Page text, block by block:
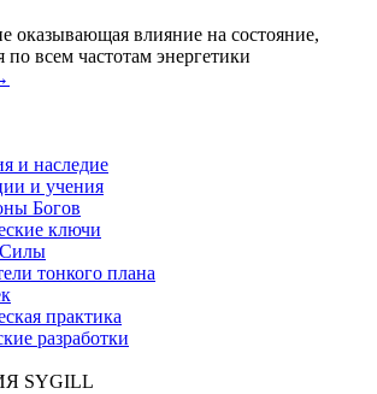
оказывающая влияние на состояние,
всем частотам энергетики
и наследие
и учения
Богов
ключи
тонкого плана
практика
разработки
SYGILL